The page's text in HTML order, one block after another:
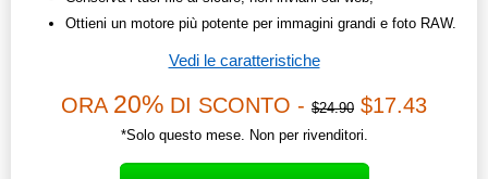
Ottieni un motore più potente per immagini grandi e foto RAW.
Vedi le caratteristiche
ORA 20% DI SCONTO - $24.90 $17.43
*Solo questo mese. Non per rivenditori.